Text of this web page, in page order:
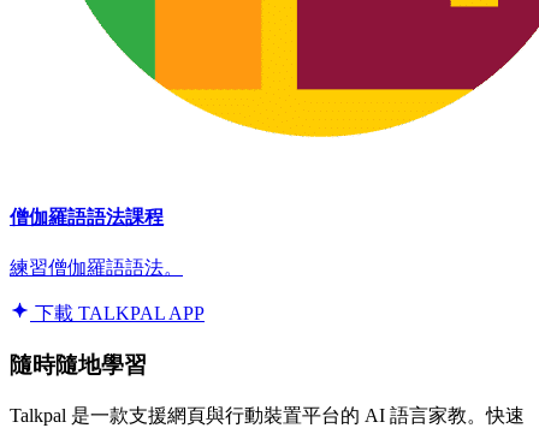
僧伽羅語語法課程
練習僧伽羅語語法。
下載 TALKPAL APP
隨時隨地學習
Talkpal 是一款支援網頁與行動裝置平台的 AI 語言家教。快速